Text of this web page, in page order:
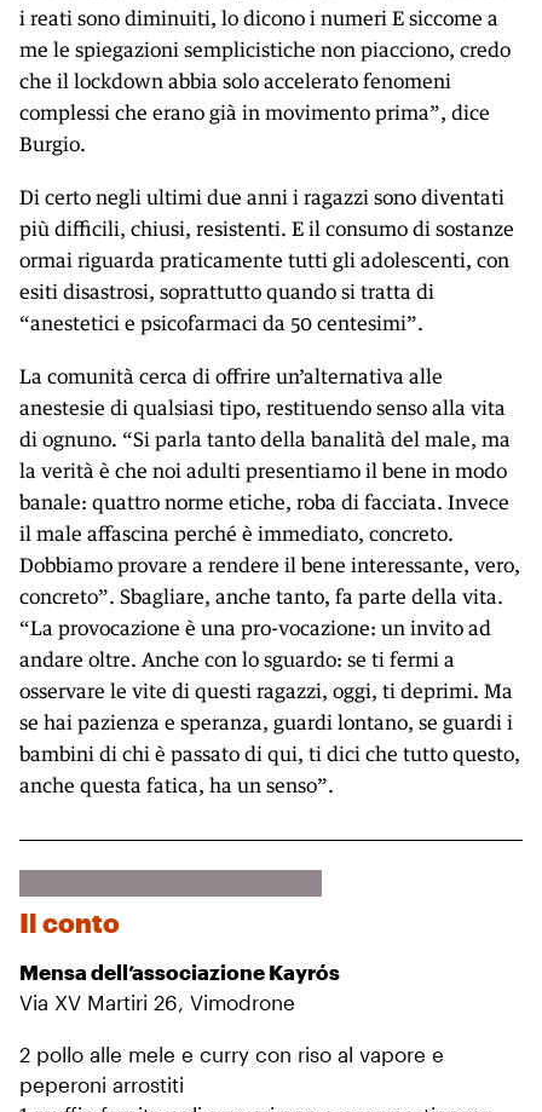
i reati sono diminuiti, lo dicono i numeri E siccome a
me le spiegazioni semplicistiche non piacciono, credo
che il lockdown abbia solo accelerato fenomeni
complessi che erano già in movimento prima”, dice
Burgio.
Di certo negli ultimi due anni i ragazzi sono diventati
più difficili, chiusi, resistenti. E il consumo di sostanze
ormai riguarda praticamente tutti gli adolescenti, con
esiti disastrosi, soprattutto quando si tratta di
“anestetici e psicofarmaci da 50 centesimi”.
La comunità cerca di offrire un’alternativa alle
anestesie di qualsiasi tipo, restituendo senso alla vita
di ognuno. “Si parla tanto della banalità del male, ma
la verità è che noi adulti presentiamo il bene in modo
banale: quattro norme etiche, roba di facciata. Invece
il male affascina perché è immediato, concreto.
Dobbiamo provare a rendere il bene interessante, vero,
concreto”. Sbagliare, anche tanto, fa parte della vita.
“La provocazione è una pro-vocazione: un invito ad
andare oltre. Anche con lo sguardo: se ti fermi a
osservare le vite di questi ragazzi, oggi, ti deprimi. Ma
se hai pazienza e speranza, guardi lontano, se guardi i
bambini di chi è passato di qui, ti dici che tutto questo,
anche questa fatica, ha un senso”.
Il conto
Mensa dell’associazione Kayrós
Via XV Martiri 26, Vimodrone
2 pollo alle mele e curry con riso al vapore e
peperoni arrostiti